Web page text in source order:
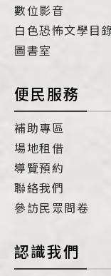
數位影音
白色恐怖文學目
圖書室
便民服務
補助專區
場地租借
導覽預約
聯絡我們
參訪民眾問卷
認識我們